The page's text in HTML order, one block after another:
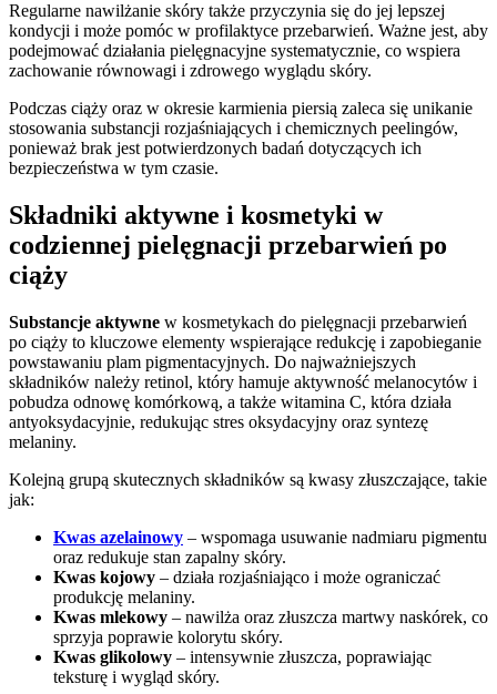
Regularne nawilżanie skóry także przyczynia się do jej lepszej
kondycji i może pomóc w profilaktyce przebarwień. Ważne jest, aby
podejmować działania pielęgnacyjne systematycznie, co wspiera
zachowanie równowagi i zdrowego wyglądu skóry.
Podczas ciąży oraz w okresie karmienia piersią zaleca się unikanie
stosowania substancji rozjaśniających i chemicznych peelingów,
ponieważ brak jest potwierdzonych badań dotyczących ich
bezpieczeństwa w tym czasie.
Składniki aktywne i kosmetyki w
codziennej pielęgnacji przebarwień po
ciąży
Substancje aktywne w kosmetykach do pielęgnacji przebarwień
po ciąży to kluczowe elementy wspierające redukcję i zapobieganie
powstawaniu plam pigmentacyjnych. Do najważniejszych
składników należy retinol, który hamuje aktywność melanocytów i
pobudza odnowę komórkową, a także witamina C, która działa
antyoksydacyjnie, redukując stres oksydacyjny oraz syntezę
melaniny.
Kolejną grupą skutecznych składników są kwasy złuszczające, takie
jak:
Kwas azelainowy – wspomaga usuwanie nadmiaru pigmentu
oraz redukuje stan zapalny skóry.
Kwas kojowy – działa rozjaśniająco i może ograniczać
produkcję melaniny.
Kwas mlekowy – nawilża oraz złuszcza martwy naskórek, co
sprzyja poprawie kolorytu skóry.
Kwas glikolowy – intensywnie złuszcza, poprawiając
teksturę i wygląd skóry.